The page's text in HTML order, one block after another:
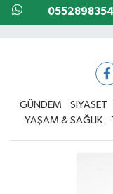
GÜNDEM SİYASET
YAŞAM & SAĞLIK